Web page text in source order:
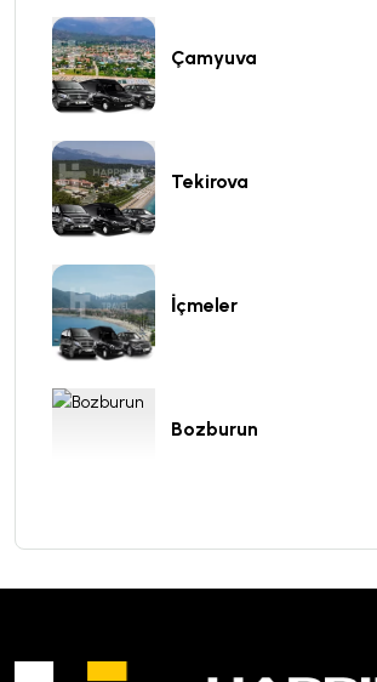
Çamyuva
Tekirova
İçmeler
Bozburun